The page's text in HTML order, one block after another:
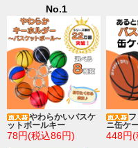
No.1
やわらかいバスケ
ットボールキー
78円(税込86円)
ニ缶ケ
448円(